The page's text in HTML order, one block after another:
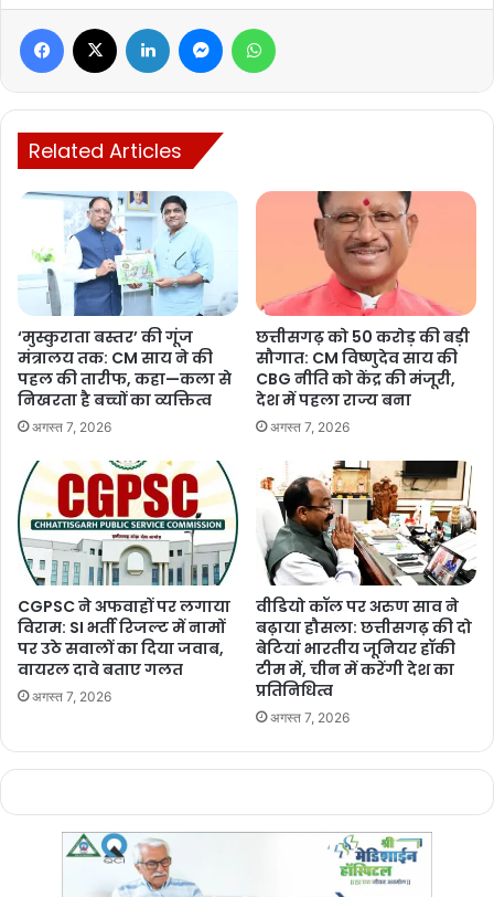
प्रदर्शन से दर्शक आदिवासी जीवनशैली और सांस्कृतिक धरोहर की विविधता से
रूबरू होंगे।
Manish Tiwari
Facebook LinkedIn Messenger
Related Articles
‘मुस्कुराता बस्तर’ की गूंज
मंत्रालय तक: CM साय ने की
पहल की तारीफ, कहा—कला से
निखरता है बच्चों का व्यक्तित्व
अगस्त 7, 2026
छत्तीसगढ़ को 50 करोड़ की बड़ी
सौगात: CM विष्णुदेव साय की
CBG नीति को केंद्र की मंजूरी,
देश में पहला राज्य बना
अगस्त 7, 2026
CGPSC ने अफवाहों पर लगाया
विराम: SI भर्ती रिजल्ट में नामों
पर उठे सवालों का दिया जवाब,
वायरल दावे बताए गलत
अगस्त 7, 2026
वीडियो कॉल पर अरुण साव ने
बढ़ाया हौसला: छत्तीसगढ़ की दो
बेटियां भारतीय जूनियर हॉकी
टीम में, चीन में करेंगी देश का
प्रतिनिधित्व
अगस्त 7, 2026